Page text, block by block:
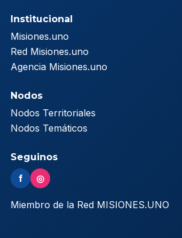
Institucional
Misiones.uno
Red Misiones.uno
Agencia Misiones.uno
Nodos
Nodos Territoriales
Nodos Temáticos
Seguinos
f ◎
Miembro de la Red MISIONES.UNO